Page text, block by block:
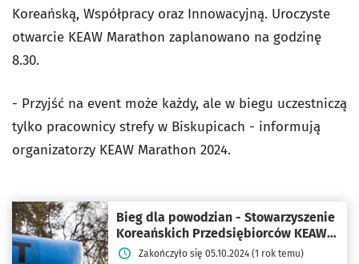
Koreańską, Współpracy oraz Innowacyjną. Uroczyste
otwarcie KEAW Marathon zaplanowano na godzinę
8.30.
- Przyjść na event może każdy, ale w biegu uczestniczą
tylko pracownicy strefy w Biskupicach - informują
organizatorzy KEAW Marathon 2024.
Bieg dla powodzian - Stowarzyszenie
Koreańskich Przedsiębiorców KEAW
oraz LG!Zakończyło się 05.10.2024 (1 rok temu)